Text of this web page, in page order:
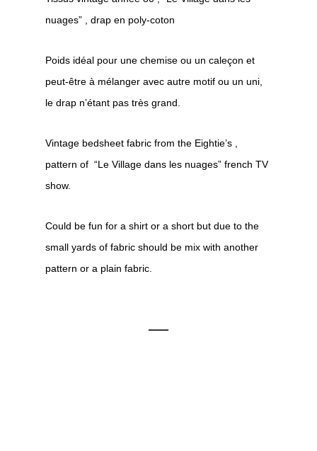
nuages” , drap en poly-coton
Poids idéal pour une chemise ou un caleçon et
peut-être à mélanger avec autre motif ou un uni,
le drap n’étant pas très grand.
Vintage bedsheet fabric from the Eightie’s ,
pattern of “Le Village dans les nuages” french TV
show.
Could be fun for a shirt or a short but due to the
small yards of fabric should be mix with another
pattern or a plain fabric.